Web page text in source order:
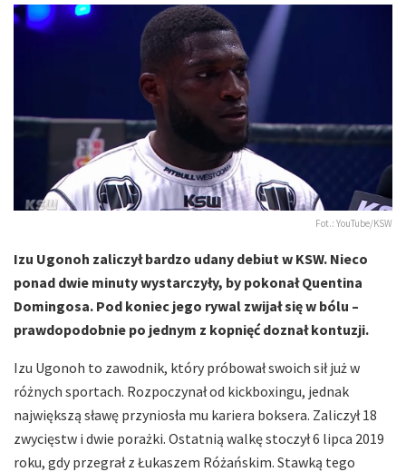
Fot.: YouTube/KSW
Izu Ugonoh zaliczył bardzo udany debiut w KSW. Nieco
ponad dwie minuty wystarczyły, by pokonał Quentina
Domingosa. Pod koniec jego rywal zwijał się w bólu –
prawdopodobnie po jednym z kopnięć doznał kontuzji.
Izu Ugonoh to zawodnik, który próbował swoich sił już w
różnych sportach. Rozpoczynał od kickboxingu, jednak
największą sławę przyniosła mu kariera boksera. Zaliczył 18
zwycięstw i dwie porażki. Ostatnią walkę stoczył 6 lipca 2019
roku, gdy przegrał z Łukaszem Różańskim. Stawką tego